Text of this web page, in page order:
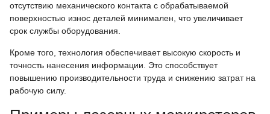
отсутствию механического контакта с обрабатываемой
поверхностью износ деталей минимален, что увеличивает
срок службы оборудования.
Кроме того, технология обеспечивает высокую скорость и
точность нанесения информации. Это способствует
повышению производительности труда и снижению затрат на
рабочую силу.